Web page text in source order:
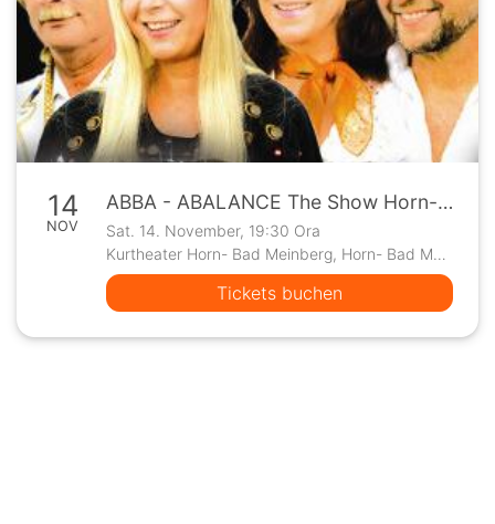
14
NOV
ABBA - ABALANCE The Show Horn-Bad Meinberg
Sat. 14. November, 19:30 Ora
Kurtheater Horn- Bad Meinberg, Horn- Bad Meinberg
Tickets buchen